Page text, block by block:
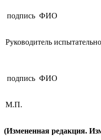
подпись ФИО
Руководитель
подпись ФИО
М.П.
(Измененная редакция.